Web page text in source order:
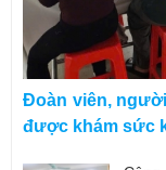
Đoàn viên,
được khám sức